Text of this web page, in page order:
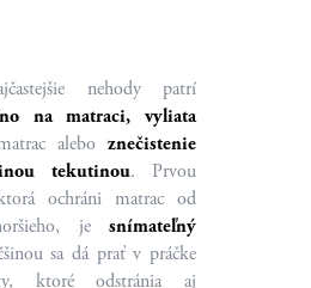
nehody patrí
na matraci, vyliata
alebo znečistenie
tekutinou. Prvou
ochráni matrac od
je snímateľný
sa dá prať v práčke
ktoré odstránia aj